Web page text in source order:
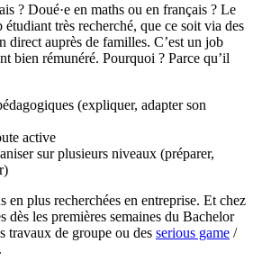
? Doué·e en maths ou en français ? Le
très recherché, que ce soit via des
direct auprès de familles. C’est un job
bien rémunéré. Pourquoi ? Parce qu’il
(expliquer, adapter son
active
sur plusieurs niveaux (préparer,
en plus recherchées en entreprise. Et chez
dès les premières semaines du Bachelor
travaux de groupe ou des serious game /